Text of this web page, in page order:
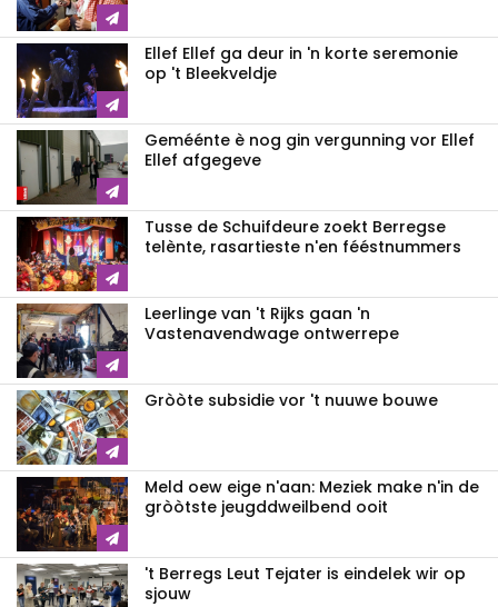
Ellef Ellef ga deur in 'n korte seremonie
op 't Bleekveldje
Geméénte è nog gin vergunning vor Ellef
Ellef afgegeve
Tusse de Schuifdeure zoekt Berregse
telènte, rasartieste n'en fééstnummers
Leerlinge van 't Rijks gaan 'n
Vastenavendwage ontwerrepe
Gròòte subsidie vor 't nuuwe bouwe
Meld oew eige n'aan: Meziek make n'in de
gròòtste jeugddweilbend ooit
't Berregs Leut Tejater is eindelek wir op
sjouw